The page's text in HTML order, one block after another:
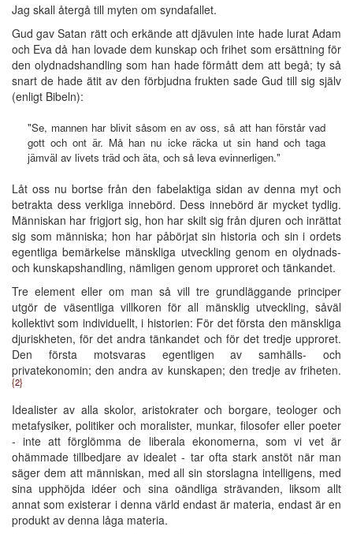
Jag skall återgå till myten om syndafallet.
Gud gav Satan rätt och erkände att djävulen inte hade lurat Adam
och Eva då han lovade dem kunskap och frihet som ersättning för
den olydnadshandling som han hade förmått dem att begå; ty så
snart de hade ätit av den förbjudna frukten sade Gud till sig själv
(enligt Bibeln):
"Se, mannen har blivit såsom en av oss, så att han förstår vad
gott och ont är. Må han nu icke räcka ut sin hand och taga
jämväl av livets träd och äta, och så leva evinnerligen."
Låt oss nu bortse från den fabelaktiga sidan av denna myt och
betrakta dess verkliga innebörd. Dess innebörd är mycket tydlig.
Människan har frigjort sig, hon har skilt sig från djuren och inrättat
sig som människa; hon har påbörjat sin historia och sin i ordets
egentliga bemärkelse mänskliga utveckling genom en olydnads-
och kunskapshandling, nämligen genom upproret och tänkandet.
Tre element eller om man så vill tre grundläggande principer
utgör de väsentliga villkoren för all mänsklig utveckling, såväl
kollektivt som individuellt, i historien: För det första den mänskliga
djuriskheten, för det andra tänkandet och för det tredje upproret.
Den första motsvaras egentligen av samhälls- och
privatekonomin; den andra av kunskapen; den tredje av friheten.
{2}
Idealister av alla skolor, aristokrater och borgare, teologer och
metafysiker, politiker och moralister, munkar, filosofer eller poeter
- inte att förglömma de liberala ekonomerna, som vi vet är
ohämmade tillbedjare av idealet - tar ofta stark anstöt när man
säger dem att människan, med all sin storslagna intelligens, med
sina upphöjda idéer och sina oändliga strävanden, liksom allt
annat som existerar i denna värld endast är materia, endast är en
produkt av denna låga materia.